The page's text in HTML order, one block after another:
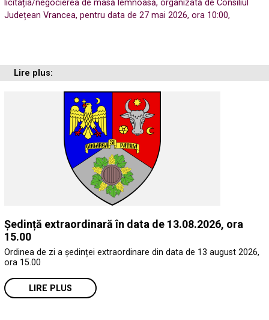
licitația/negocierea de masă lemnoasă, organizată de Consiliul
Județean Vrancea, pentru data de 27 mai 2026, ora 10:00,
Lire plus:
Ședință extraordinară în data de 13.08.2026, ora
15.00
Ordinea de zi a ședinței extraordinare din data de 13 august 2026,
ora 15.00
LIRE PLUS